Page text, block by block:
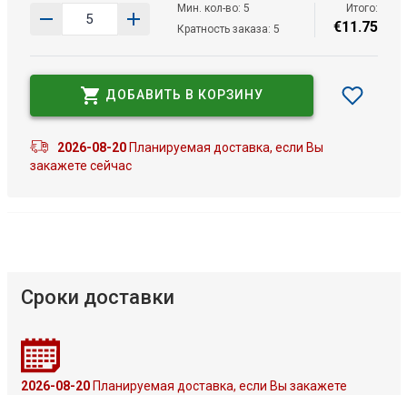
Мин. кол-во: 5
Кратность заказа: 5
Итого:
€11.75
ДОБАВИТЬ В КОРЗИНУ
2026-08-20Планируемая доставка, если Вы
закажете сейчас
Сроки доставки
2026-08-20Планируемая доставка, если Вы закажете